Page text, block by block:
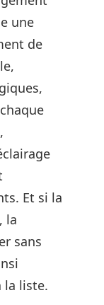
une
de
Et si la
la
sans
la liste.